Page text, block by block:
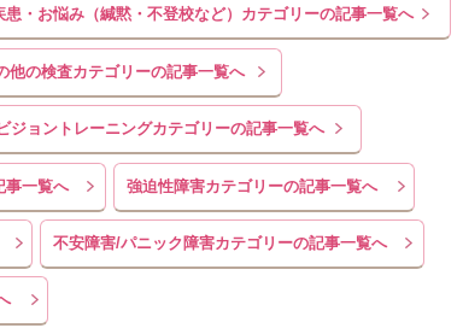
・お悩み（緘黙・不登校など）カテゴリーの記事一覧へ
他の検査カテゴリーの記事一覧へ
ジョントレーニングカテゴリーの記事一覧へ
事一覧へ 強迫性障害カテゴリーの記事一覧へ
不安障害/パニック障害カテゴリーの記事一覧へ